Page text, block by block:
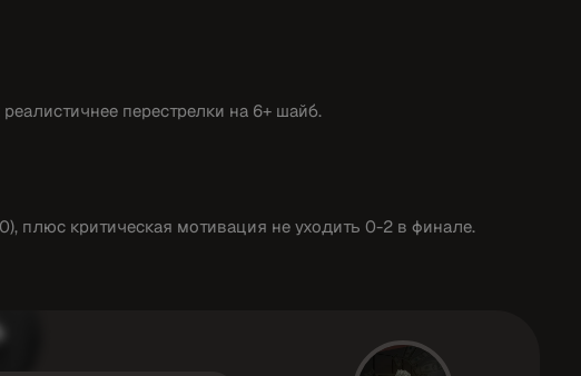
перестрелки на 6+ шайб.
плюс критическая мотивация не уходить 0-2 в финале.